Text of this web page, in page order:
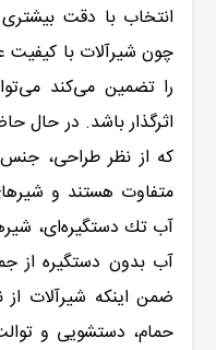
انتخاب با دقت
چون شیرآلات با کیفیت
را تضمین می‌کند
اثرگذار باشد. در حال
که از نظر طراحی‌،
متفاوت هستند و
آب تك دستگیره‌ای،
آب بدون دستگیره از
ضمن اینکه شیرآلات از
حمام، دستشویی و توالت